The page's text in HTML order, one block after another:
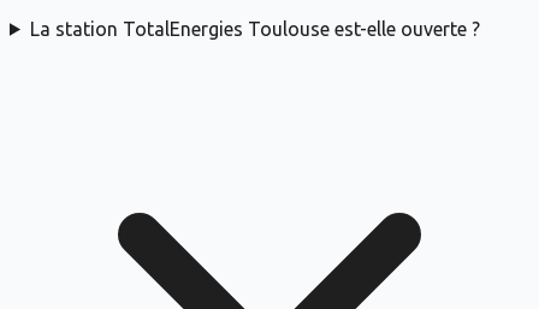
La station TotalEnergies Toulouse est-elle ouverte ?